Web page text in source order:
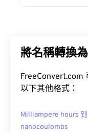
將名稱轉換
FreeConvert.com
以下其他格式：
Milliampere hours 到
nanocoulombs